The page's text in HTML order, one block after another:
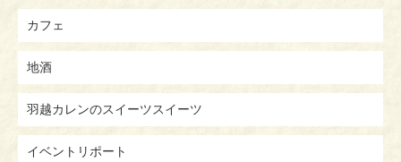
カフェ
地酒
羽越カレンのスイーツスイーツ
イベントリポート